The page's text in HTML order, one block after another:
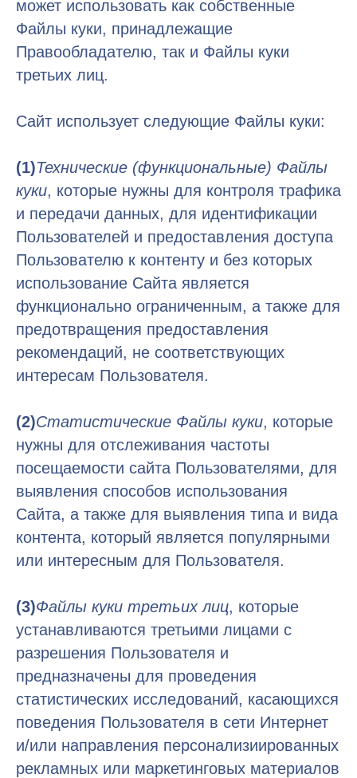
может использовать как собственные
Файлы куки, принадлежащие
Правообладателю, так и Файлы куки
третьих лиц.
Сайт использует следующие Файлы куки:
(1)Технические (функциональные) Файлы
куки, которые нужны для контроля трафика
и передачи данных, для идентификации
Пользователей и предоставления доступа
Пользователю к контенту и без которых
использование Сайта является
функционально ограниченным, а также для
предотвращения предоставления
рекомендаций, не соответствующих
интересам Пользователя.
(2)Статистические Файлы куки, которые
нужны для отслеживания частоты
посещаемости сайта Пользователями, для
выявления способов использования
Сайта, а также для выявления типа и вида
контента, который является популярными
или интересным для Пользователя.
(3)Файлы куки третьих лиц, которые
устанавливаются третьими лицами с
разрешения Пользователя и
предназначены для проведения
статистических исследований, касающихся
поведения Пользователя в сети Интернет
и/или направления персонализиированных
рекламных или маркетинговых материалов